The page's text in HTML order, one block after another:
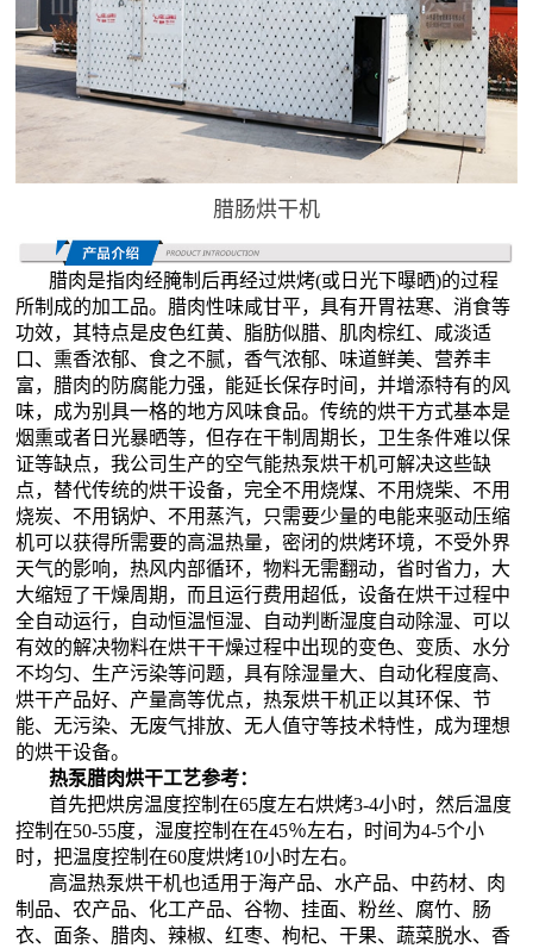
腊肠烘干机
腊肉是指肉经腌制后再经过烘烤(或日光下曝晒)的过程
所制成的加工品。腊肉性味咸甘平，具有开胃祛寒、消食等
功效，其特点是皮色红黄、脂肪似腊、肌肉棕红、咸淡适
口、熏香浓郁、食之不腻，香气浓郁、味道鲜美、营养丰
富，腊肉的防腐能力强，能延长保存时间，并增添特有的风
味，成为别具一格的地方风味食品。传统的烘干方式基本是
烟熏或者日光暴晒等，但存在干制周期长，卫生条件难以保
证等缺点，我公司生产的空气能热泵烘干机可解决这些缺
点，替代传统的烘干设备，完全不用烧煤、不用烧柴、不用
烧炭、不用锅炉、不用蒸汽，只需要少量的电能来驱动压缩
机可以获得所需要的高温热量，密闭的烘烤环境，不受外界
天气的影响，热风内部循环，物料无需翻动，省时省力，大
大缩短了干燥周期，而且运行费用超低，设备在烘干过程中
全自动运行，自动恒温恒湿、自动判断湿度自动除湿、可以
有效的解决物料在烘干干燥过程中出现的变色、变质、水分
不均匀、生产污染等问题，具有除湿量大、自动化程度高、
烘干产品好、产量高等优点，热泵烘干机正以其环保、节
能、无污染、无废气排放、无人值守等技术特性，成为理想
的烘干设备。
热泵腊肉烘干工艺参考：
首先把烘房温度控制在65度左右烘烤3-4小时，然后温度
控制在50-55度，湿度控制在在45％左右，时间为4-5个小
时，把温度控制在60度烘烤10小时左右。
高温热泵烘干机也适用于海产品、水产品、中药材、肉
制品、农产品、化工产品、谷物、挂面、粉丝、腐竹、肠
衣、面条、腊肉、辣椒、红枣、枸杞、干果、蔬菜脱水、香